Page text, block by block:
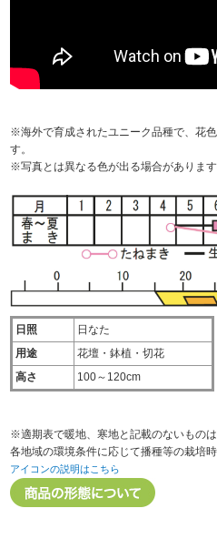
※海外で育成されたユニーク品種で、花
す。
※写真とは異なる色が出る場合がありま
日照
日なた
用途
花壇・鉢植・切花
高さ
100～120cm
※適期表で暖地、寒地と記載のないもの
各地域の環境条件に応じて播種等の栽培
アイコンの説明はこちら